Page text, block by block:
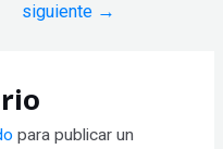
siguiente →
para publicar un